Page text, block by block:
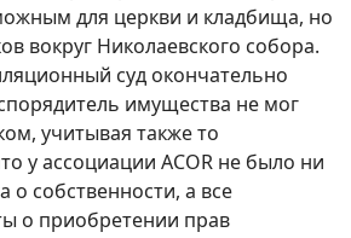
для церкви и кладбища, но
вокруг Николаевского собора.
суд окончательно
имущества не мог
учитывая также то
у ассоциации ACOR не было ни
о собственности, а все
о приобретении прав